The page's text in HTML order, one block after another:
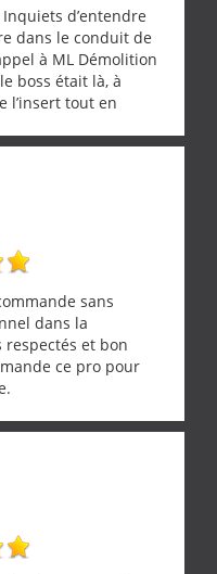
d’entendre
dans le conduit de
à ML Démolition
boss était là, à
l’insert tout en
occupé de
ses esprits et
procédé au
dextérité et une
également de
d’autres sujets. Un
en rencontrer.
sans
dans la
respectés et bon
ce pro pour